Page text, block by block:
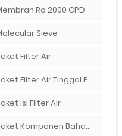
Ro 2000 GPD
Sieve
Filter Air
Paket Filter Air Tinggal Pasang
Isi Filter Air
Paket Komponen Bahan Filter Air